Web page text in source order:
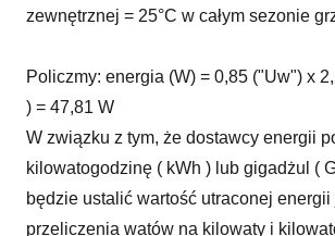
zewnętrznej = 25°C w całym sezonie
Policzmy: energia (W) = 0,85 ("Uw") x
) = 47,81 W
W związku z tym, że dostawcy energii
kilowatogodzinę ( kWh ) lub gigadżul (
będzie ustalić wartość utraconej
przeliczenia watów na kilowaty i